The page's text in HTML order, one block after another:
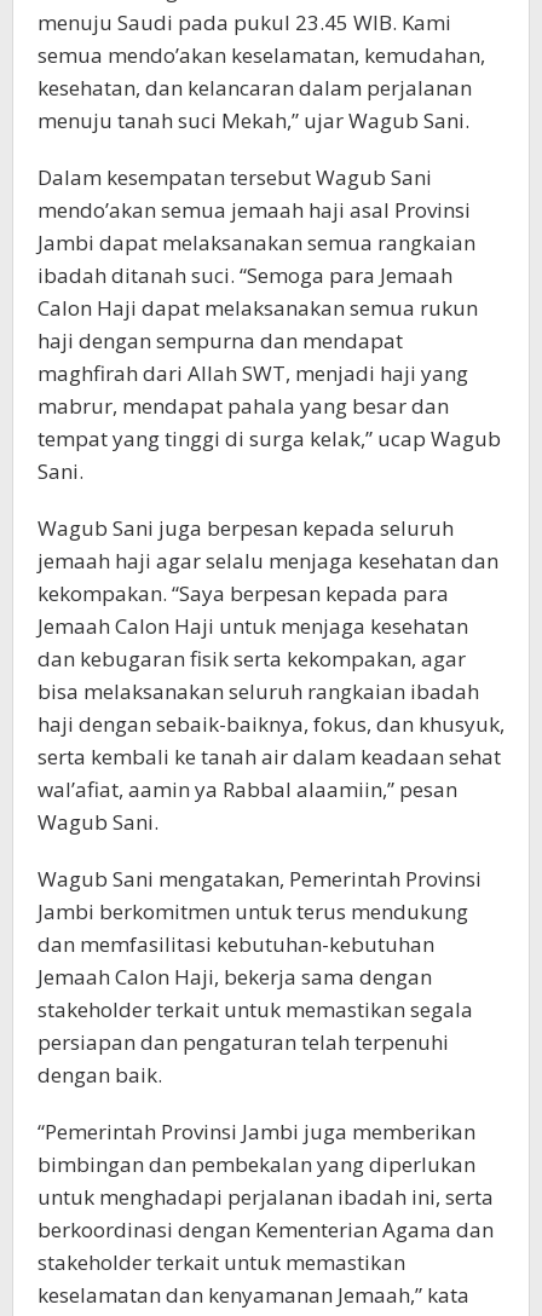
menuju Saudi pada pukul 23.45 WIB. Kami
semua mendo’akan keselamatan, kemudahan,
kesehatan, dan kelancaran dalam perjalanan
menuju tanah suci Mekah,” ujar Wagub Sani.
Dalam kesempatan tersebut Wagub Sani
mendo’akan semua jemaah haji asal Provinsi
Jambi dapat melaksanakan semua rangkaian
ibadah ditanah suci. “Semoga para Jemaah
Calon Haji dapat melaksanakan semua rukun
haji dengan sempurna dan mendapat
maghfirah dari Allah SWT, menjadi haji yang
mabrur, mendapat pahala yang besar dan
tempat yang tinggi di surga kelak,” ucap Wagub
Sani.
Wagub Sani juga berpesan kepada seluruh
jemaah haji agar selalu menjaga kesehatan dan
kekompakan. “Saya berpesan kepada para
Jemaah Calon Haji untuk menjaga kesehatan
dan kebugaran fisik serta kekompakan, agar
bisa melaksanakan seluruh rangkaian ibadah
haji dengan sebaik-baiknya, fokus, dan khusyuk,
serta kembali ke tanah air dalam keadaan sehat
wal’afiat, aamin ya Rabbal alaamiin,” pesan
Wagub Sani.
Wagub Sani mengatakan, Pemerintah Provinsi
Jambi berkomitmen untuk terus mendukung
dan memfasilitasi kebutuhan-kebutuhan
Jemaah Calon Haji, bekerja sama dengan
stakeholder terkait untuk memastikan segala
persiapan dan pengaturan telah terpenuhi
dengan baik.
“Pemerintah Provinsi Jambi juga memberikan
bimbingan dan pembekalan yang diperlukan
untuk menghadapi perjalanan ibadah ini, serta
berkoordinasi dengan Kementerian Agama dan
stakeholder terkait untuk memastikan
keselamatan dan kenyamanan Jemaah,” kata